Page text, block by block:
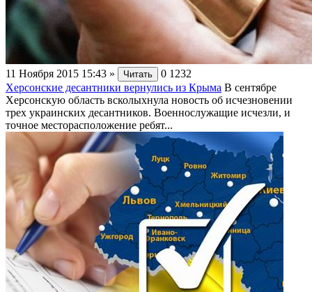
11 Ноября 2015 15:43 » Читать 0 1232
Херсонские десантники вернулись из Крыма В сентябре
Херсонскую область всколыхнула новость об исчезновении
трех украинских десантников. Военнослужащие исчезли, и
точное месторасположение ребят...